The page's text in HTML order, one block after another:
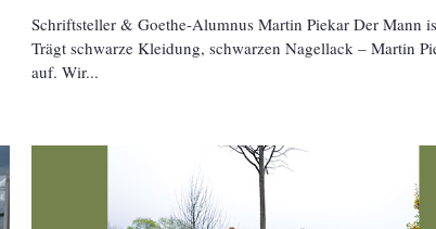
Schriftsteller & Goethe-Alumnus Martin Piekar Der Mann
Trägt schwarze Kleidung, schwarzen Nagellack – Martin
auf. Wir